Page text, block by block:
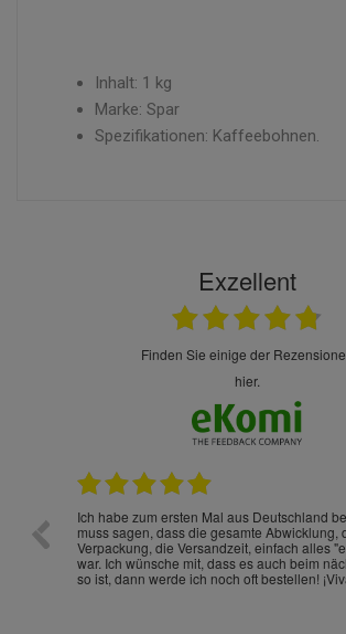
Inhalt: 1 kg
Marke: Spar
Spezifikationen: Kaffeebohnen.
Exzellent
finden Sie einige der Rezensionen
hier.
Ich habe zum ersten Mal aus Deutschland
muss sagen, dass die gesamte Abwicklung,
Verpackung, die Versandzeit, einfach alles
war. Ich wünsche mit, dass es auch beim
so ist, dann werde ich noch oft bestellen!